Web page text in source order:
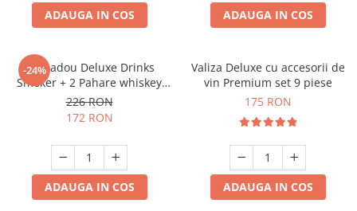
ADAUGA IN COS ADAUGA IN COS
-24%
Set cadou Deluxe Drinks
Smoker + 2 Pahare whiskey
Classical
226 RON
172 RON
ADAUGA IN COS
Valiza Deluxe cu accesorii de
vin Premium set 9 piese
175 RON
ADAUGA IN COS